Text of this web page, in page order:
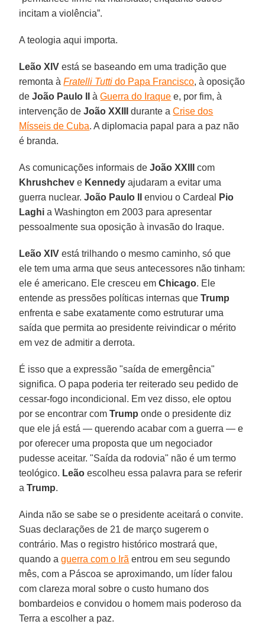
incitam a violência”.
A teologia aqui importa.
Leão XIV está se baseando em uma tradição que
remonta àFratelli Tutti do Papa Francisco, à oposição
deJoão Paulo II àGuerra do Iraque e, por fim, à
intervenção deJoão XXIII durante aCrise dos
Mísseis de Cuba. A diplomacia papal para a paz não
é branda.
As comunicações informais de João XXIII
com
Khrushchev e Kennedy ajudaram a evitar uma
guerra nuclear. João Paulo II enviou o Cardeal
Pio
Laghi a Washington em 2003 para apresentar
pessoalmente sua oposição à invasão do Iraque.
Leão XIV está trilhando o mesmo caminho, só que
ele tem uma arma que seus antecessores não tinham:
ele é americano. Ele cresceu emChicago. Ele
entende as pressões políticas internas queTrump
enfrenta e sabe exatamente como estruturar uma
saída que permita ao presidente reivindicar o mérito
em vez de admitir a derrota.
É isso que a expressão "saída de emergência"
significa. O papa poderia ter reiterado seu pedido de
cessar-fogo incondicional. Em vez disso, ele optou
por se encontrar comTrump onde o presidente diz
que ele já está — querendo acabar com a guerra — e
por oferecer uma proposta que um negociador
pudesse aceitar. "Saída da rodovia" não é um termo
teológico. Leão escolheu essa palavra para se referir
aTrump.
Ainda não se sabe se o presidente aceitará o convite.
Suas declarações de 21 de março sugerem o
contrário. Mas o registro histórico mostrará que,
quando aguerra com o Irã entrou em seu segundo
mês, com a Páscoa se aproximando, um líder falou
com clareza moral sobre o custo humano dos
bombardeios e convidou o homem mais poderoso da
Terra a escolher a paz.